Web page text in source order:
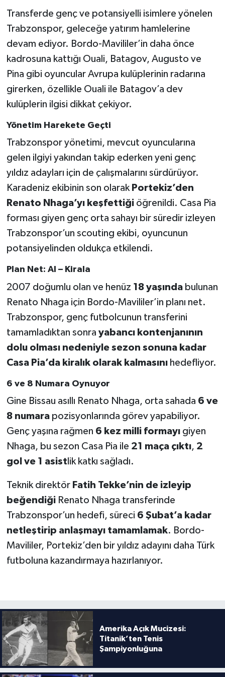
Transferde genç ve potansiyelli isimlere yönelen
Trabzonspor, geleceğe yatırım hamlelerine
devam ediyor. Bordo-Mavililer’in daha önce
kadrosuna kattığı Ouali, Batagov, Augusto ve
Pina gibi oyuncular Avrupa kulüplerinin radarına
girerken, özellikle Ouali ile Batagov’a dev
kulüplerin ilgisi dikkat çekiyor.
Yönetim Harekete Geçti
Trabzonspor yönetimi, mevcut oyuncularına
gelen ilgiyi yakından takip ederken yeni genç
yıldız adayları için de çalışmalarını sürdürüyor.
Karadeniz ekibinin son olarak Portekiz’den
Renato Nhaga’yı keşfettiğiöğrenildi. Casa Pia
forması giyen genç orta sahayı bir süredir izleyen
Trabzonspor’un scouting ekibi, oyuncunun
potansiyelinden oldukça etkilendi.
Plan Net: Al – Kirala
2007 doğumlu olan ve henüz 18 yaşındabulunan
Renato Nhaga için Bordo-Mavililer’in planı net.
Trabzonspor, genç futbolcunun transferini
tamamladıktan sonra yabancı kontenjanının
dolu olması nedeniyle sezon sonuna kadar
Casa Pia’da kiralık olarak kalmasınıhedefliyor.
6 ve 8 Numara Oynuyor
Gine Bissau asıllı Renato Nhaga, orta sahada 6 ve
8 numarapozisyonlarında görev yapabiliyor.
Genç yaşına rağmen 6 kez milli formayıgiyen
Nhaga, bu sezon Casa Pia ile 21 maça çıktı, 2
gol ve 1 asist lik katkı sağladı.
Teknik direktör Fatih Tekke’nin de izleyip
beğendiğiRenato Nhaga transferinde
Trabzonspor’un hedefi, süreci 6 Şubat’a kadar
netleştirip anlaşmayı tamamlamak. Bordo-
Mavililer, Portekiz’den bir yıldız adayını daha Türk
futboluna kazandırmaya hazırlanıyor.
Amerika Açık Mucizesi:
Titanik’ten Tenis
Şampiyonluğuna
Türkiye Basketbol Ligi
Kadınlar Basketbol Ligi
Diğer Basketbol Ligleri
Formula 1
Atletizm
Hentbol
At Yarışı
Bisiklet
Güreş
Motor Sporları
Su Sporları
Diğer Spor Dalları
Futbolcular